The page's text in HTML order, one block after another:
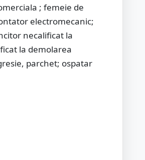
; femeie de
electromecanic;
necalificat la
la demolarea
parchet; ospatar